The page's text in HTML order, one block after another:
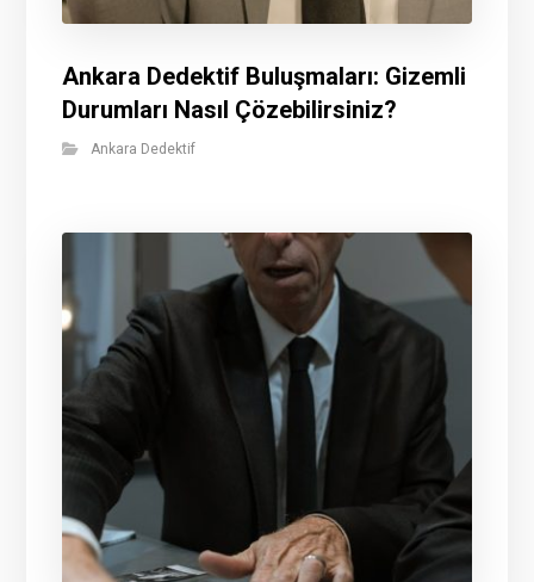
Ankara Dedektif Buluşmaları: Gizemli
Durumları Nasıl Çözebilirsiniz?
Ankara Dedektif